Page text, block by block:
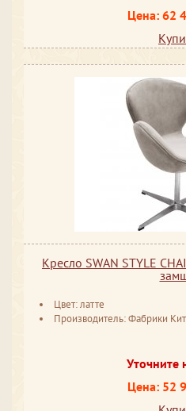
Цена: 62
Кресло SWAN STYLE
Цвет: латте
Производитель: Фабрики
Уточните
Цена: 52